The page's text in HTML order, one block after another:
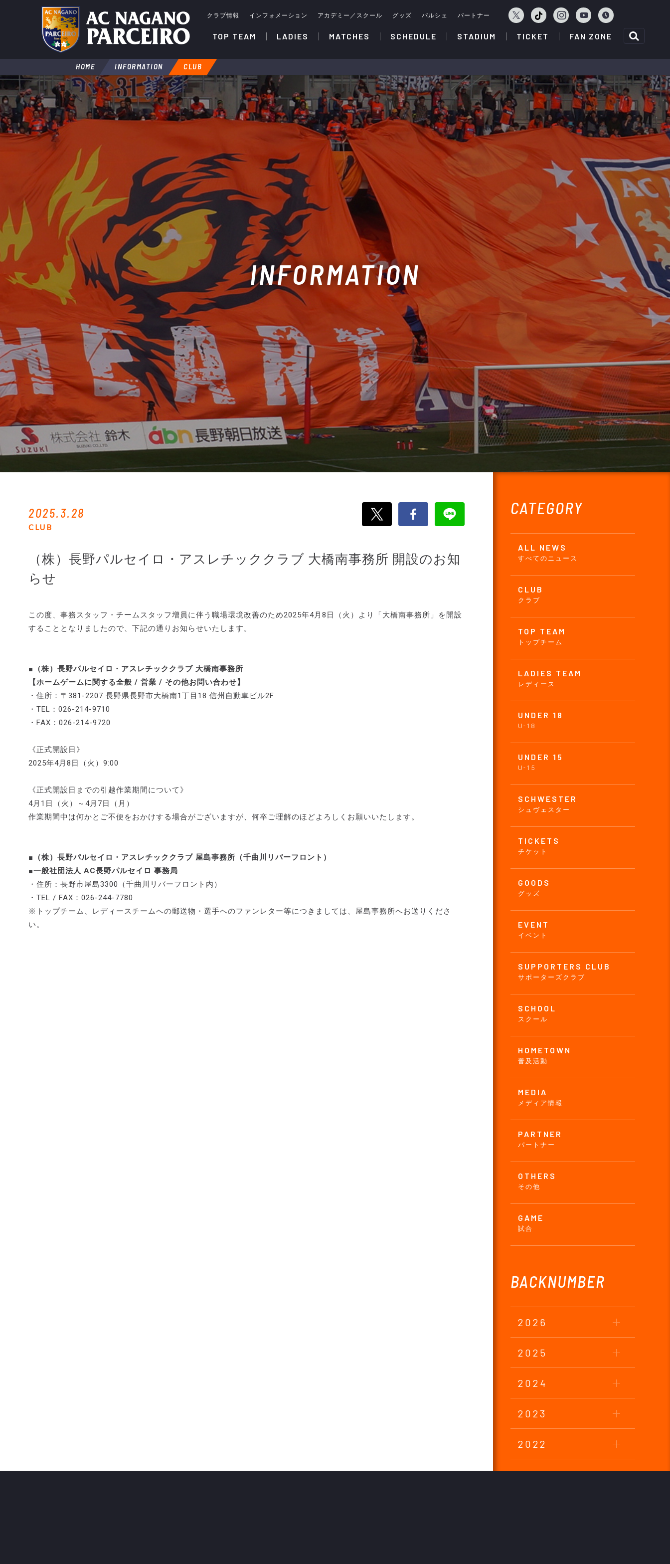
クラブ情報 インフォメーション アカデミー／スクール グッズ パルシェ パートナー
TOP TEAM LADIES MATCHES SCHEDULE STADIUM TICKET FAN ZONE
HOME INFORMATION CLUB
INFORMATION
CATEGORY
ALL NEWS
すべてのニュース
CLUB
クラブ
TOP TEAM
トップチーム
LADIES TEAM
レディース
UNDER 18
U-18
UNDER 15
U-15
SCHWESTER
シュヴェスター
TICKETS
チケット
GOODS
グッズ
EVENT
イベント
SUPPORTERS CLUB
サポーターズクラブ
SCHOOL
スクール
HOMETOWN
普及活動
MEDIA
メディア情報
PARTNER
パートナー
OTHERS
その他
GAME
試合
BACKNUMBER
2026
2025
2024
2023
2022
2021
2025.3.28
CLUB
（株）長野パルセイロ・アスレチッククラブ 大橋南事務所 開設のお知
らせ
この度、事務スタッフ・チームスタッフ増員に伴う職場環境改善のため2025年4月8日（火）より「大橋南事務所」を開設
することとなりましたので、下記の通りお知らせいたします。
■（株）長野パルセイロ・アスレチッククラブ 大橋南事務所
【ホームゲームに関する全般 / 営業 / その他お問い合わせ】
・住所：〒381-2207 長野県長野市大橋南1丁目18 信州自動車ビル2F
・TEL：026-214-9710
・FAX：026-214-9720
《正式開設日》
2025年4月8日（火）9:00
《正式開設日までの引越作業期間について》
4月1日（火）～4月7日（月）
作業期間中は何かとご不便をおかけする場合がございますが、何卒ご理解のほどよろしくお願いいたします。
■（株）長野パルセイロ・アスレチッククラブ 屋島事務所（千曲川リバーフロント）
■一般社団法人 AC長野パルセイロ 事務局
・住所：長野市屋島3300（千曲川リバーフロント内）
・TEL / FAX：026-244-7780
※トップチーム、レディースチームへの郵送物・選手へのファンレター等につきましては、屋島事務所へお送りくださ
い。